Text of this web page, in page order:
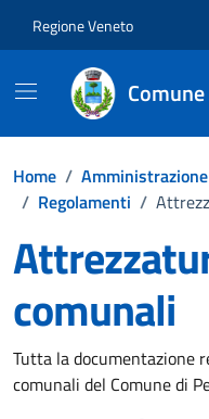
Regione Veneto
Home / Amministrazione
/ Regolamenti /
comunali
Dettagli del
Tutta la
comunali del Comune di